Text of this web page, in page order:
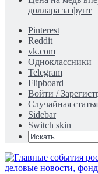
доллара за фунт
Pinterest
Reddit
vk.com
Одноклассники
Telegram
Flipboard
Войти /
Случайная статья
Sidebar
Switch skin